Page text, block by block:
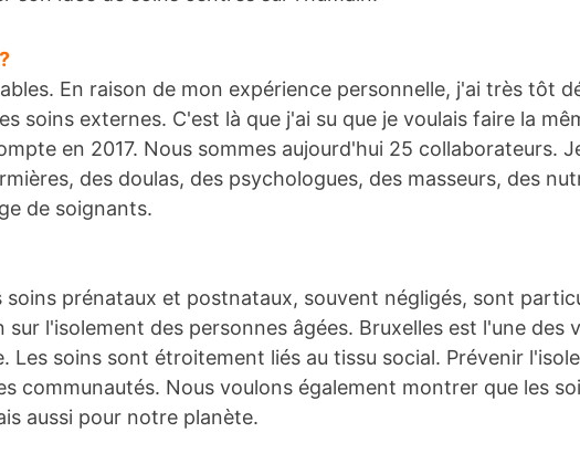
En raison de mon expérience personnelle, j'ai très tôt
soins externes. C'est là que j'ai su que je voulais faire la
en 2017. Nous sommes aujourd'hui 25 collaborateurs.
des doulas, des psychologues, des masseurs, des
de soignants.
prénataux et postnataux, souvent négligés, sont
l'isolement des personnes âgées. Bruxelles est l'une des
soins sont étroitement liés au tissu social. Prévenir
communautés. Nous voulons également montrer que les
aussi pour notre planète.